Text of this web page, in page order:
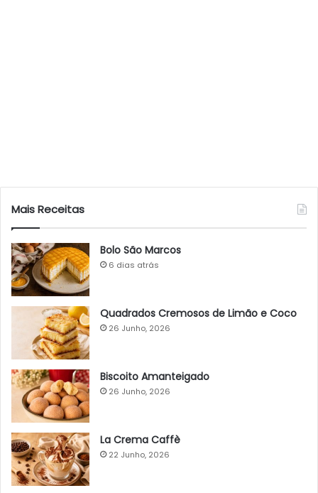
Mais Receitas
Bolo São Marcos
6 dias atrás
Quadrados Cremosos de Limão e Coco
26 Junho, 2026
Biscoito Amanteigado
26 Junho, 2026
La Crema Caffè
22 Junho, 2026